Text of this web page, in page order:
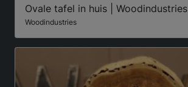
Ovale tafel in huis | Woodindustries
Woodindustries